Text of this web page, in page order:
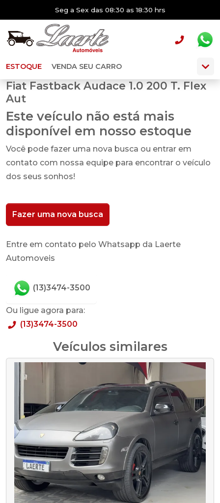
Seg a Sex das 08:30 as 18:30 hrs
ESTOQUE VENDA SEU CARRO
Fiat Fastback Audace 1.0 200 T. Flex
Aut
Este veículo não está mais
disponível em nosso estoque
Você pode fazer uma nova busca ou entrar em
contato com nossa equipe para encontrar o veículo
dos seus sonhos!
Fazer uma nova busca
Entre em contato pelo Whatsapp da Laerte
Automoveis
(13)3474-3500
Ou ligue agora para:
(13)3474-3500
Veículos similares